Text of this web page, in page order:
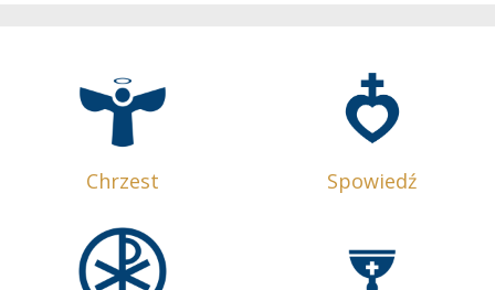
Chrzest Spowiedź